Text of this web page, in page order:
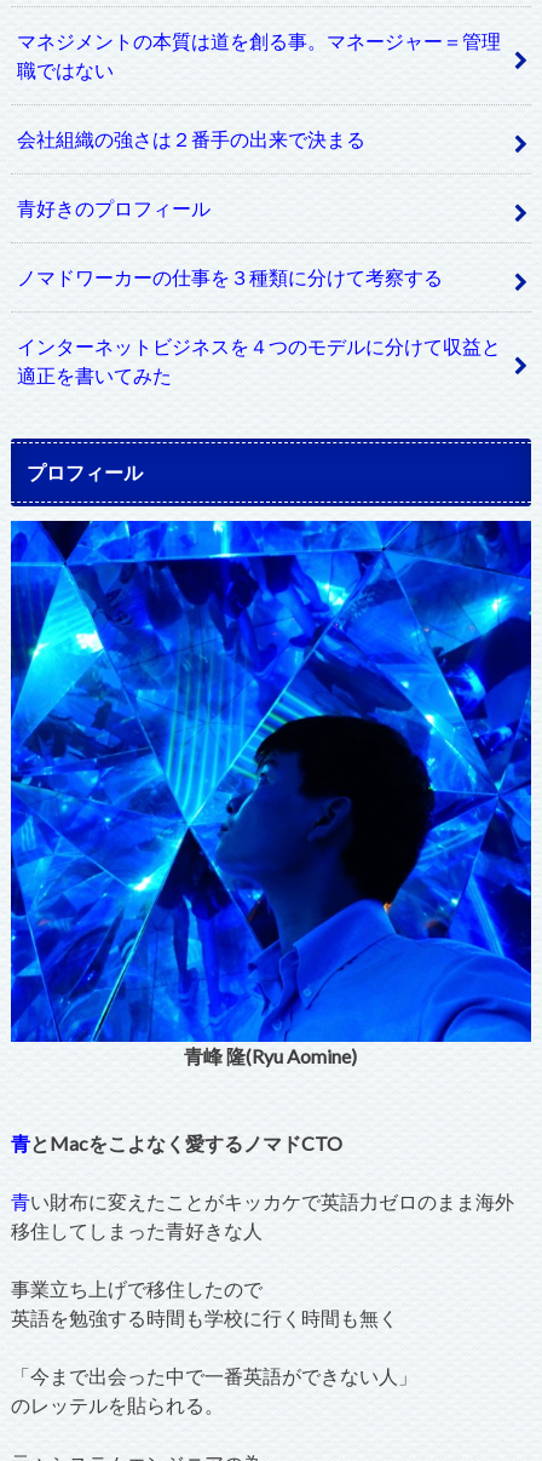
マネジメントの本質は道を創る事。マネージャー＝管理
職ではない
会社組織の強さは２番手の出来で決まる
青好きのプロフィール
ノマドワーカーの仕事を３種類に分けて考察する
インターネットビジネスを４つのモデルに分けて収益と
適正を書いてみた
プロフィール
青峰 隆(Ryu Aomine)
青とMacをこよなく愛するノマドCTO
青い財布に変えたことがキッカケで英語力ゼロのまま海外
移住してしまった青好きな人
事業立ち上げで移住したので
英語を勉強する時間も学校に行く時間も無く
「今まで出会った中で一番英語ができない人」
のレッテルを貼られる。